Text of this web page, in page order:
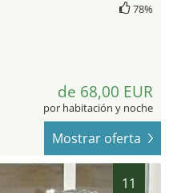
78%
de 68,00 EUR
por habitación y noche
Mostrar oferta
11